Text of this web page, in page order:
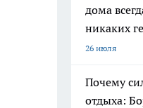
дома
никаких
26 июля
Почему
отдыха: